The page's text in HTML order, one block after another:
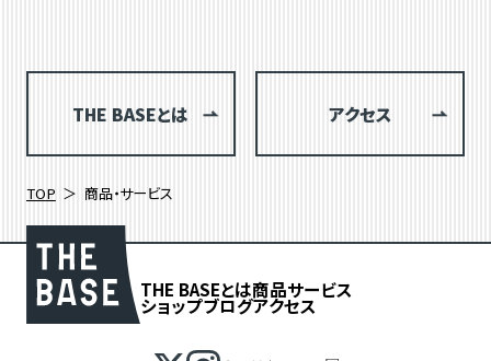
THE BASEとは アクセス
TOP 商品・サービス
THE BASEとは商品サービス
ショップブログアクセス